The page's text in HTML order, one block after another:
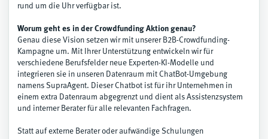
rund um die Uhr verfügbar ist.
Worum geht es in der Crowdfunding Aktion genau?
Genau diese Vision setzen wir mit unserer B2B-Crowdfunding-
Kampagne um. Mit Ihrer Unterstützung entwickeln wir für
verschiedene Berufsfelder neue Experten-KI-Modelle und
integrieren sie in unseren Datenraum mit ChatBot-Umgebung
namens SupraAgent. Dieser Chatbot ist für ihr Unternehmen in
einem extra Datenraum abgegrenzt und dient als Assistenzsystem
und interner Berater für alle relevanten Fachfragen.
Statt auf externe Berater oder aufwändige Schulungen